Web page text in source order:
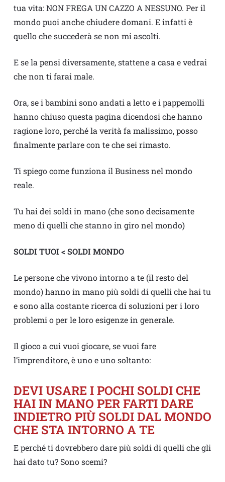
tua vita: NON FREGA UN CAZZO A NESSUNO. Per il
mondo puoi anche chiudere domani. E infatti è
quello che succederà se non mi ascolti.
E se la pensi diversamente, stattene a casa e vedrai
che non ti farai male.
Ora, se i bambini sono andati a letto e i pappemolli
hanno chiuso questa pagina dicendosi che hanno
ragione loro, perché la verità fa malissimo, posso
finalmente parlare con te che sei rimasto.
Ti spiego come funziona il Business nel mondo
reale.
Tu hai dei soldi in mano (che sono decisamente
meno di quelli che stanno in giro nel mondo)
SOLDI TUOI < SOLDI MONDO
Le persone che vivono intorno a te (il resto del
mondo) hanno in mano più soldi di quelli che hai tu
e sono alla costante ricerca di soluzioni per i loro
problemi o per le loro esigenze in generale.
Il gioco a cui vuoi giocare, se vuoi fare
l’imprenditore, è uno e uno soltanto:
DEVI USARE I POCHI SOLDI CHE
HAI IN MANO PER FARTI DARE
INDIETRO PIÙ SOLDI DAL MONDO
CHE STA INTORNO A TE
E perché ti dovrebbero dare più soldi di quelli che gli
hai dato tu? Sono scemi?